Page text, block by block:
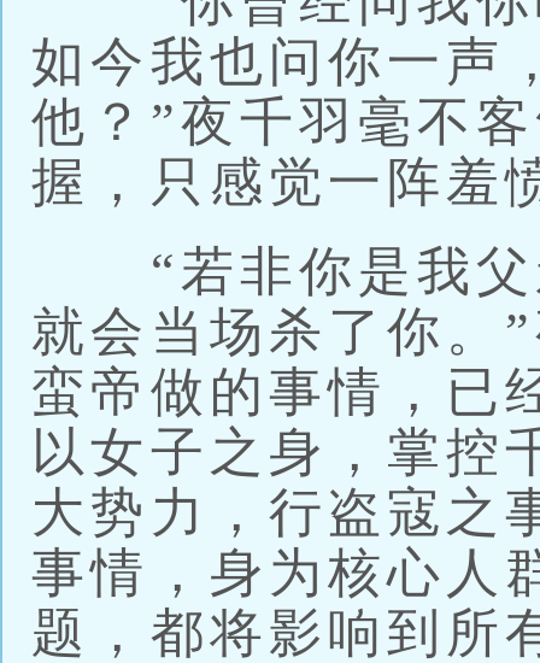
如今我也问你一声
他？”夜千羽毫不
握，只感觉一阵羞
“若非你是我父
就会当场杀了你。
蛮帝做的事情，已
以女子之身，掌控
大势力，行盗寇之
事情，身为核心人
题，都将影响到所